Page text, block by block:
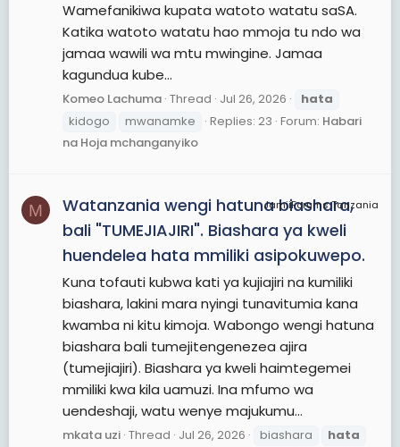
Wamefanikiwa kupata watoto watatu saSA.
Katika watoto watatu hao mmoja tu ndo wa
jamaa wawili wa mtu mwingine. Jamaa
kagundua kube...
Komeo Lachuma Thread Jul 26, 2026
hata
kidogo
mwanamke Replies: 23 Forum: Habari
na Hoja mchanganyiko
M JamiiForums Tanzania
Watanzania wengi hatuna biashara,
bali "TUMEJIAJIRI". Biashara ya kweli
huendelea hata mmiliki asipokuwepo.
Kuna tofauti kubwa kati ya kujiajiri na kumiliki
biashara, lakini mara nyingi tunavitumia kana
kwamba ni kitu kimoja. Wabongo wengi hatuna
biashara bali tumejitengenezea ajira
(tumejiajiri). Biashara ya kweli haimtegemei
mmiliki kwa kila uamuzi. Ina mfumo wa
uendeshaji, watu wenye majukumu...
mkata uzi Thread Jul 26, 2026 biashara
hata